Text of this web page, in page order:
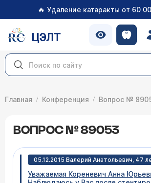
🔥 Удаление катаракты от 60
ЦЭЛТ
Главная Конференция Вопрос №
ВОПРОС № 89053
05.12.2015 Валерий Анатольевич, 47
Уважаемая Кореневич Анна